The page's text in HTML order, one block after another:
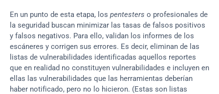
En un punto de esta etapa, los pentesters o profesionales de
la seguridad buscan minimizar las tasas de falsos positivos
y falsos negativos. Para ello, validan los informes de los
escáneres y corrigen sus errores. Es decir, eliminan de las
listas de vulnerabilidades identificadas aquellos reportes
que en realidad no constituyen vulnerabilidades e incluyen en
ellas las vulnerabilidades que las herramientas deberían
haber notificado, pero no lo hicieron. (Estas son listas